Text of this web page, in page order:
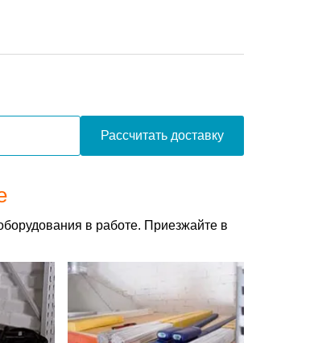
Рассчитать доставку
в работе. Приезжайте в